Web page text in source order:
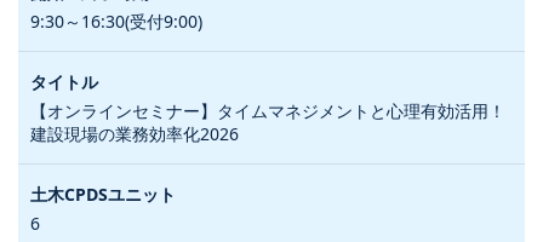
9:30～16:30(受付9:00)
【オンラインセミナー】タイムマネジメントと心理有効活用！
建設現場の業務効率化2026
6